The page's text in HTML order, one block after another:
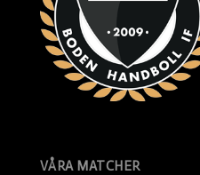
VÅRA MATCHER